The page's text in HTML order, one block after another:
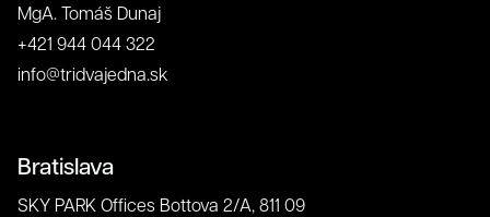
MgA. Tomáš Dunaj
+421 944 044 322
info@tridvajedna.sk
Bratislava
SKY PARK Offices Bottova 2/A, 811 09